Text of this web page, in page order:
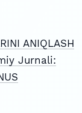
ANIQLASH
Jurnali: